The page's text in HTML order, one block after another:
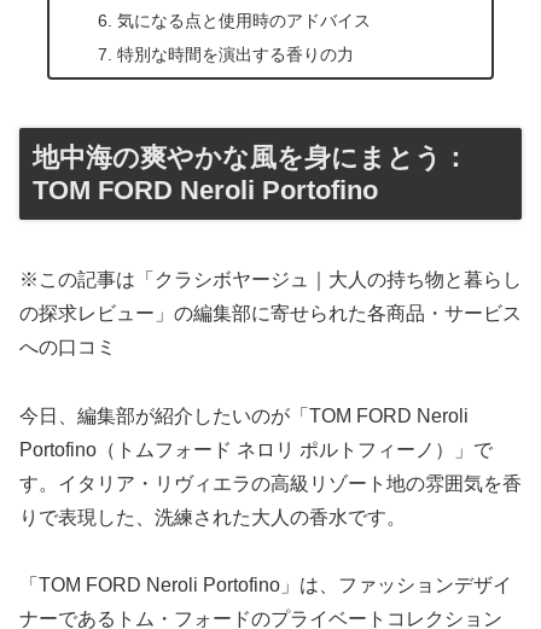
気になる点と使用時のアドバイス
特別な時間を演出する香りの力
地中海の爽やかな風を身にまとう：
TOM FORD Neroli Portofino
※この記事は「クラシボヤージュ｜大人の持ち物と暮らし
の探求レビュー」の編集部に寄せられた各商品・サービス
への口コミ
今日、編集部が紹介したいのが「TOM FORD Neroli
Portofino（トムフォード ネロリ ポルトフィーノ）」で
す。イタリア・リヴィエラの高級リゾート地の雰囲気を香
りで表現した、洗練された大人の香水です。
「TOM FORD Neroli Portofino」は、ファッションデザイ
ナーであるトム・フォードのプライベートコレクション